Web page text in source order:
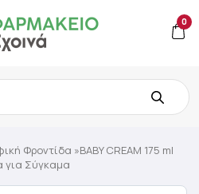
0
Φροντίδα »BABY CREAM 175 ml
για Σύγκαμα